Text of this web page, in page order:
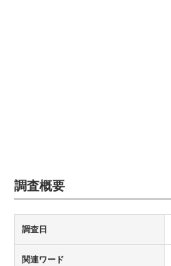
調査概要
調査日
関連ワード